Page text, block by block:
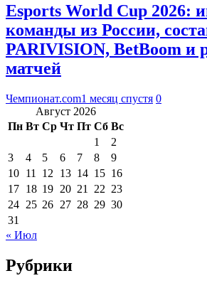
Esports World Cup 2026:
команды из России,
PARIVISION, BetBoom и
матчей
Чемпионат.com1 месяц спустя 0
Август 2026
Пн Вт Ср Чт Пт Сб Вс
1
2
3
4 5 6 7 8
9
10 11 12 13 14 15 16
17 18 19 20 21 22 23
24 25 26 27 28 29 30
31
« Июл
Рубрики